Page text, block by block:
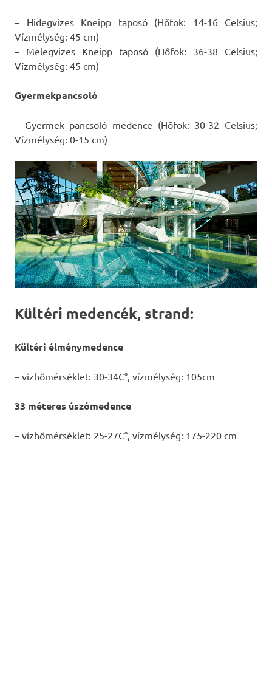
– Hidegvizes Kneipp taposó (Hőfok: 14-16 Celsius;
Vízmélység: 45 cm)
– Melegvizes Kneipp taposó (Hőfok: 36-38 Celsius;
Vízmélység: 45 cm)
Gyermekpancsoló
– Gyermek pancsoló medence (Hőfok: 30-32 Celsius;
Vízmélység: 0-15 cm)
Kültéri medencék, strand:
Kültéri élménymedence
– vízhőmérséklet: 30-34C°, vízmélység: 105cm
33 méteres úszómedence
– vízhőmérséklet: 25-27C°, vízmélység: 175-220 cm